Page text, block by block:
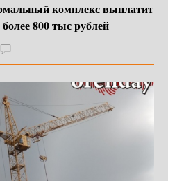
комплекс выплатит
800 тыс рублей